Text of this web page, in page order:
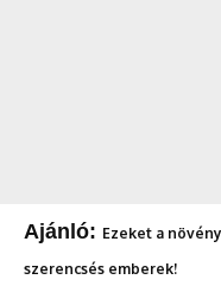
Ajánló: Ezeket a
szerencsés emberek!